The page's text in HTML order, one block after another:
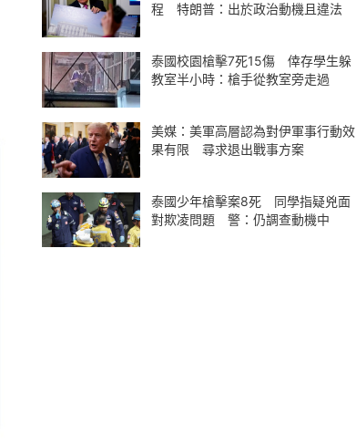
程 特朗普：出於政治動機且違法
泰國校園槍擊7死15傷 倖存學生躲
教室半小時：槍手從教室旁走過
美媒：美軍高層認為對伊軍事行動效
果有限 尋求退出戰事方案
泰國少年槍擊案8死 同學指疑兇面
對欺凌問題 警：仍調查動機中